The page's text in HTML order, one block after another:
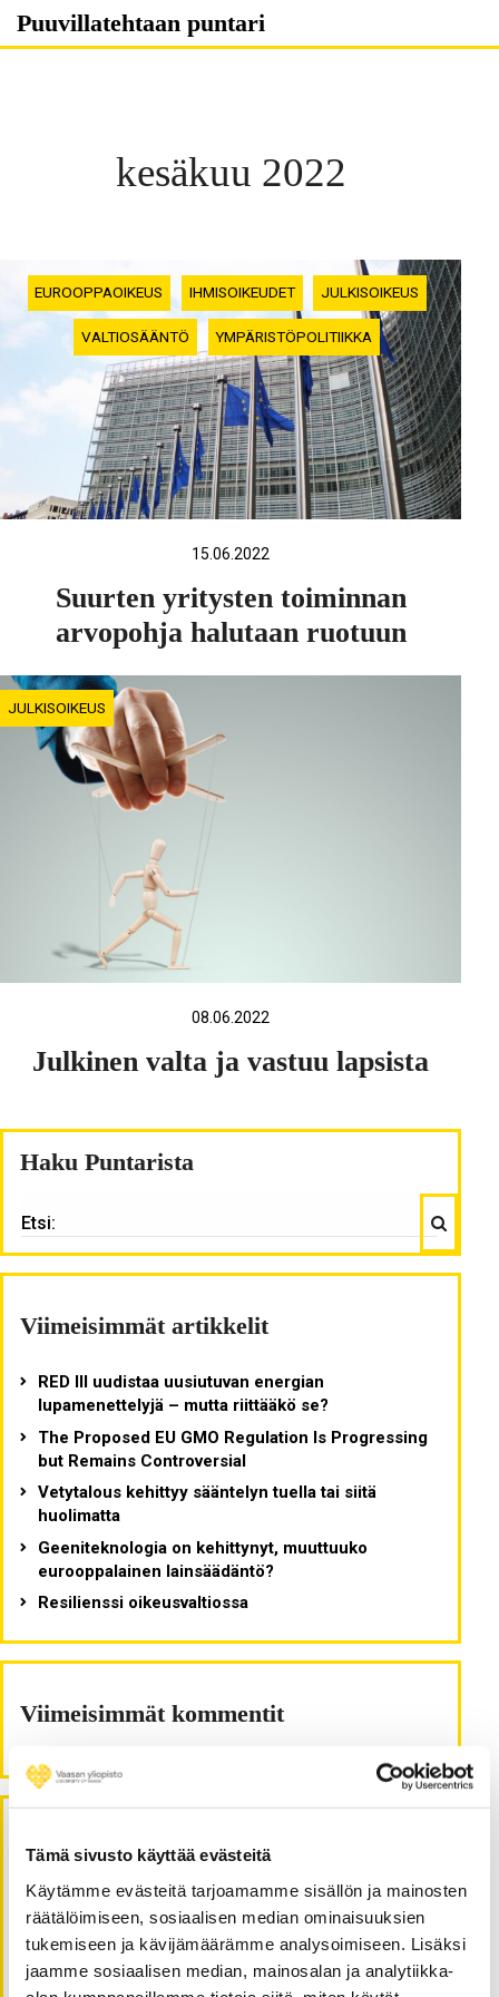
Tämä sivusto käyttää evästeitä
Käytämme evästeitä tarjoamamme sisällön ja mainosten
räätälöimiseen, sosiaalisen median ominaisuuksien
tukemiseen ja kävijämäärämme analysoimiseen. Lisäksi
jaamme sosiaalisen median, mainosalan ja analytiikka-
Skip
Puuvillatehtaan puntari
kesäkuu 2022
EUROOPPAOIKEUS IHMISOIKEUDET JULKISOIKEUS
VALTIOSÄÄNTÖ YMPÄRISTÖPOLITIIKKA
15.06.2022
Suurten yritysten toiminnan
arvopohja halutaan ruotuun
JULKISOIKEUS
08.06.2022
Julkinen valta ja vastuu lapsista
Haku Puntarista
Haku
Viimeisimmät artikkelit
RED III uudistaa uusiutuvan energian
lupamenettelyjä – mutta riittääkö se?
The Proposed EU GMO Regulation Is Progressing
but Remains Controversial
Vetytalous kehittyy sääntelyn tuella tai siitä
huolimatta
Geeniteknologia on kehittynyt, muuttuuko
eurooppalainen lainsäädäntö?
Resilienssi oikeusvaltiossa
Viimeisimmät kommentit
Arkistot
kesäkuu 2026
huhtikuu 2026
kesäkuu 2025